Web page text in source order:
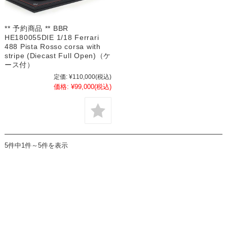
** 予約商品 ** BBR
HE180055DIE 1/18 Ferrari
488 Pista Rosso corsa with
stripe (Diecast Full Open)（ケ
ース付）
定価: ¥110,000(税込)
価格: ¥99,000(税込)
5件中1件～5件を表示